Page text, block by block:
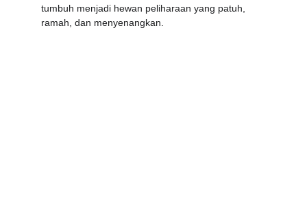
tumbuh menjadi hewan peliharaan yang patuh,
ramah, dan menyenangkan.